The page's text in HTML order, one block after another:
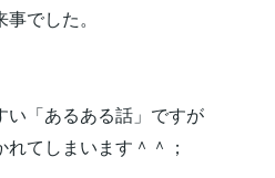
でした。
い「あるある話」ですが
てしまいます＾＾；